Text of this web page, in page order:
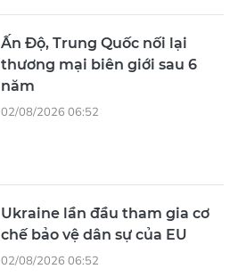
Ấn Độ, Trung Quốc nối lại
thương mại biên giới sau 6
năm
02/08/2026 06:52
Ukraine lần đầu tham gia cơ
chế bảo vệ dân sự của EU
02/08/2026 06:52